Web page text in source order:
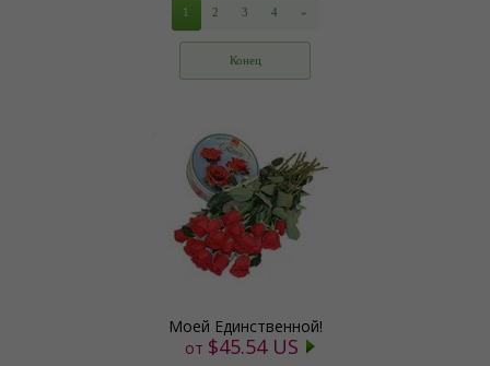
1 2 3 4 »
Конец
Моей Единственной!
от $45.54 US